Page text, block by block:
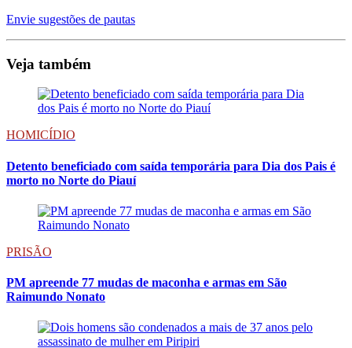
Envie sugestões de pautas
Veja também
HOMICÍDIO
Detento beneficiado com saída temporária para Dia dos Pais é
morto no Norte do Piauí
PRISÃO
PM apreende 77 mudas de maconha e armas em São
Raimundo Nonato